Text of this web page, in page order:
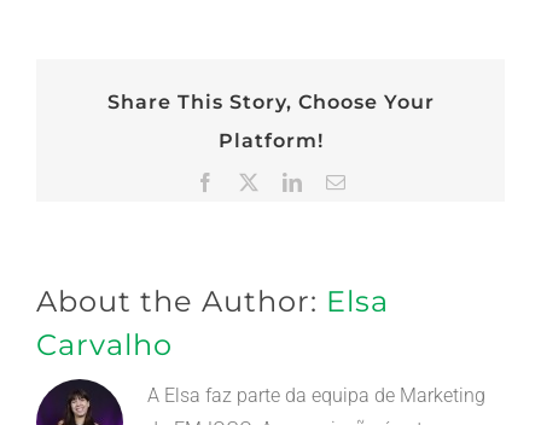
Share This Story, Choose Your
Platform!
Facebook LinkedInEmail
About the Author: Elsa
Carvalho
A Elsa faz parte da equipa de Marketing